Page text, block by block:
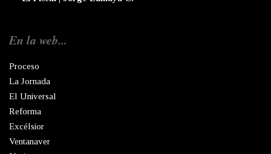
En la web...
Proceso
La Jornada
El Universal
Reforma
Excélsior
Ventanaver